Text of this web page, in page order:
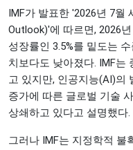
IMF가 발표한 '2026년 7월
Outlook)'에 따르면, 2026
성장률인 3.5%를 밑도는
치보다도 낮아졌다. IMF는
고 있지만, 인공지능(AI)의
증가에 따른 글로벌 기술
상쇄하고 있다고 설명했다.
그러나 IMF는 지정학적 불